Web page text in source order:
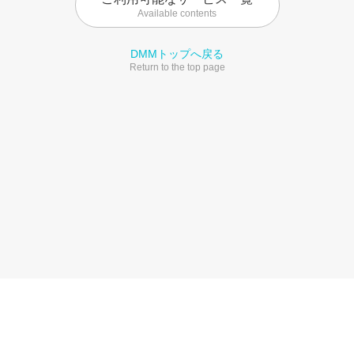
Available contents
DMMトップへ戻る
Return to the top page